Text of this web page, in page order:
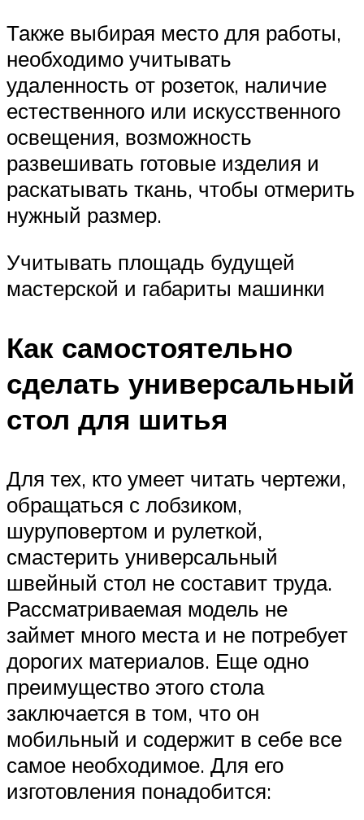
Также выбирая место для работы,
необходимо учитывать
удаленность от розеток, наличие
естественного или искусственного
освещения, возможность
развешивать готовые изделия и
раскатывать ткань, чтобы отмерить
нужный размер.
Учитывать площадь будущей
мастерской и габариты машинки
Как самостоятельно
сделать универсальный
стол для шитья
Для тех, кто умеет читать чертежи,
обращаться с лобзиком,
шуруповертом и рулеткой,
смастерить универсальный
швейный стол не составит труда.
Рассматриваемая модель не
займет много места и не потребует
дорогих материалов. Еще одно
преимущество этого стола
заключается в том, что он
мобильный и содержит в себе все
самое необходимое. Для его
изготовления понадобится: